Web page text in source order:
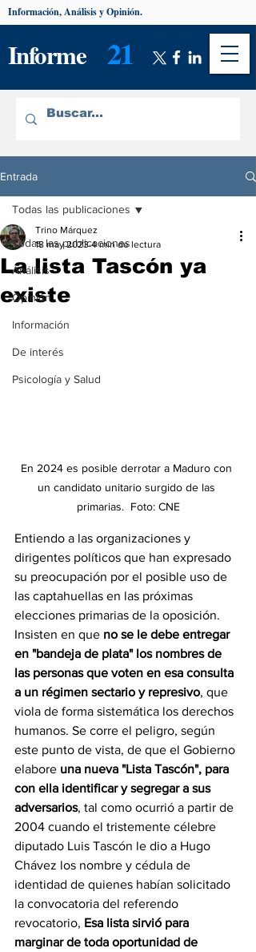
Informe 21
Información, Análisis y Opinión.
Entrada
Todas las publicaciones
Análisis
Opinión
Información
De interés
Psicología y Salud
Todas las publicaciones
La lista Tascón ya
existe
Trino Márquez
18 may 2023 4 min de lectura
En 2024 es posible derrotar a Maduro con
un candidato unitario surgido de las
primarias.  Foto: CNE
Entiendo a las organizaciones y
dirigentes políticos que han expresado
su preocupación por el posible uso de
las captahuellas en las próximas
elecciones primarias de la oposición.
Insisten en que no se le debe entregar
en "bandeja de plata" los nombres de
las personas que voten en esa consulta
a un régimen sectario y represivo, que
viola de forma sistemática los derechos
humanos. Se corre el peligro, según
este punto de vista, de que el Gobierno
elabore una nueva "Lista Tascón", para
con ella identificar y segregar a sus
adversarios, tal como ocurrió a partir de
2004 cuando el tristemente célebre
diputado Luis Tascón le dio a Hugo
Chávez los nombre y cédula de
identidad de quienes habían solicitado
la convocatoria del referendo
revocatorio, Esa lista sirvió para
marginar de toda oportunidad de